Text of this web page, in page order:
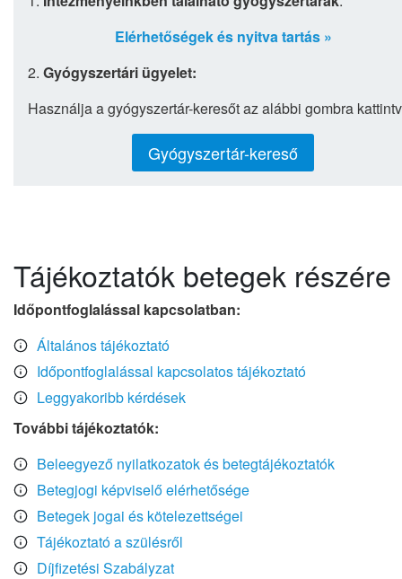
Elérhetőségek és nyitva tartás »
2. Gyógyszertári ügyelet:
Használja a gyógyszertár-keresőt az alábbi gombra
Gyógyszertár-kereső
Tájékoztatók betegek részére
Időpontfoglalással kapcsolatban:
Általános tájékoztató
Időpontfoglalással kapcsolatos tájékoztató
Leggyakoribb kérdések
További tájékoztatók:
Beleegyező nyilatkozatok és betegtájékoztatók
Betegjogi képviselő elérhetősége
Betegek jogai és kötelezettségei
Tájékoztató a szülésről
Díjfizetési Szabályzat